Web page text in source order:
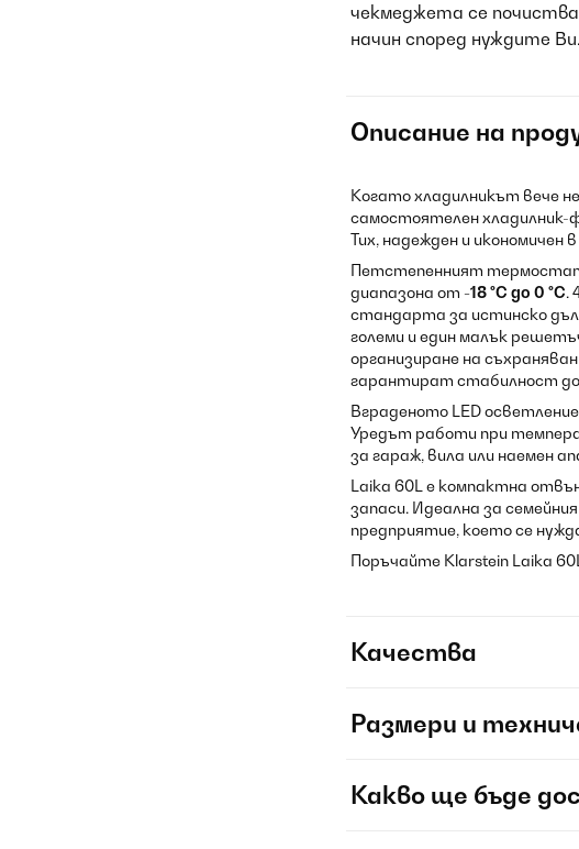
чекмеджета се
начин според нуждите
Описание на
Когато хладилникът вече
самостоятелен хладилник-
Тих, надежден и икономичен
Петстепенният
диапазона от -18 °C до 0 °C.
стандарта за истинско
големи и един малък
организиране на
гарантират стабилност
Вграденото LED
Уредът работи при
за гараж, вила или наемен
Laika 60L е компактна
запаси. Идеална за
предприятие, което се
Поръчайте Klarstein Laika
Качества
Размери и
Какво ще бъде